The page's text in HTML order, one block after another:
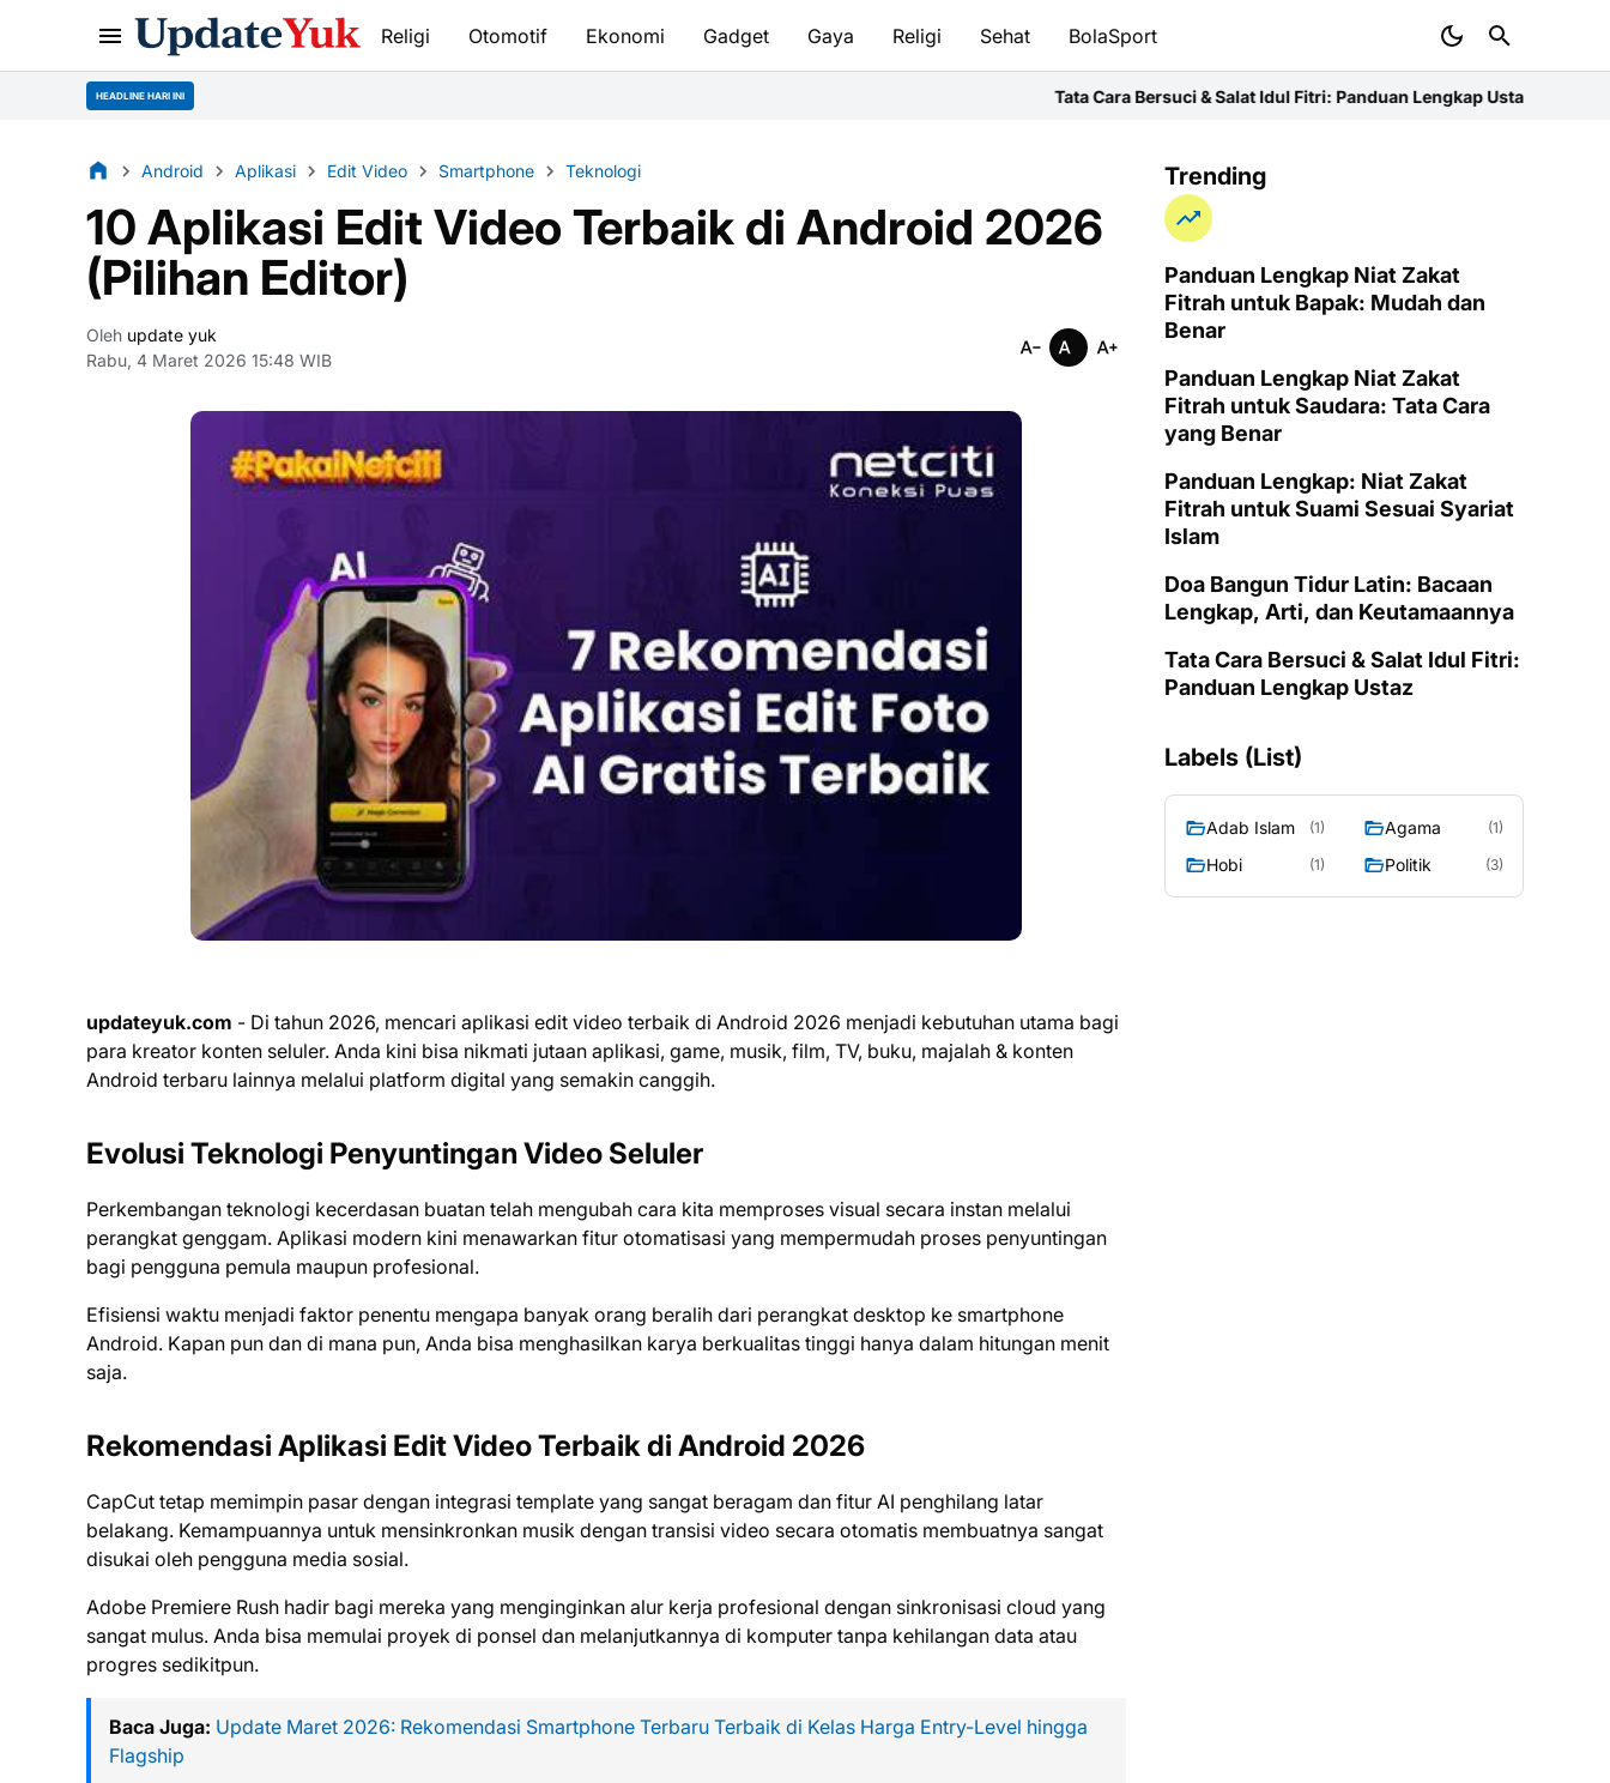
Religi Otomotif Ekonomi Gadget Gaya Religi Sehat BolaSport
HEADLINE HARI INI Tata Cara Bersuci & Salat Idul Fitri: Panduan Lengkap Ustaz Niat Zakat Fitrah untuk
Android Aplikasi Edit Video Smartphone Teknologi
10 Aplikasi Edit Video Terbaik di Android 2026
(Pilihan Editor)
Oleh update yuk
Rabu, 4 Maret 2026 15:48 WIB
updateyuk.com - Di tahun 2026, mencari aplikasi edit video terbaik di Android 2026 menjadi kebutuhan utama bagi
para kreator konten seluler. Anda kini bisa nikmati jutaan aplikasi, game, musik, film, TV, buku, majalah & konten
Android terbaru lainnya melalui platform digital yang semakin canggih.
Evolusi Teknologi Penyuntingan Video Seluler
Perkembangan teknologi kecerdasan buatan telah mengubah cara kita memproses visual secara instan melalui
perangkat genggam. Aplikasi modern kini menawarkan fitur otomatisasi yang mempermudah proses penyuntingan
bagi pengguna pemula maupun profesional.
Efisiensi waktu menjadi faktor penentu mengapa banyak orang beralih dari perangkat desktop ke smartphone
Android. Kapan pun dan di mana pun, Anda bisa menghasilkan karya berkualitas tinggi hanya dalam hitungan menit
saja.
Rekomendasi Aplikasi Edit Video Terbaik di Android 2026
CapCut tetap memimpin pasar dengan integrasi template yang sangat beragam dan fitur AI penghilang latar
belakang. Kemampuannya untuk mensinkronkan musik dengan transisi video secara otomatis membuatnya sangat
disukai oleh pengguna media sosial.
Adobe Premiere Rush hadir bagi mereka yang menginginkan alur kerja profesional dengan sinkronisasi cloud yang
sangat mulus. Anda bisa memulai proyek di ponsel dan melanjutkannya di komputer tanpa kehilangan data atau
progres sedikitpun.
Baca Juga: Update Maret 2026: Rekomendasi Smartphone Terbaru Terbaik di Kelas Harga Entry-Level hingga
Flagship
Trending
Panduan Lengkap Niat Zakat
Fitrah untuk Bapak: Mudah dan
Benar
Panduan Lengkap Niat Zakat
Fitrah untuk Saudara: Tata Cara
yang Benar
Panduan Lengkap: Niat Zakat
Fitrah untuk Suami Sesuai Syariat
Islam
Doa Bangun Tidur Latin: Bacaan
Lengkap, Arti, dan Keutamaannya
Tata Cara Bersuci & Salat Idul Fitri:
Panduan Lengkap Ustaz
Labels (List)
Adab Islam (1) Agama (1)
Hobi (1) Politik (3)